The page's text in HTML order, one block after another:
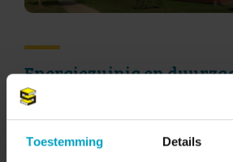
Toestemming Details
Energiezuinig en
installatie met koude- en